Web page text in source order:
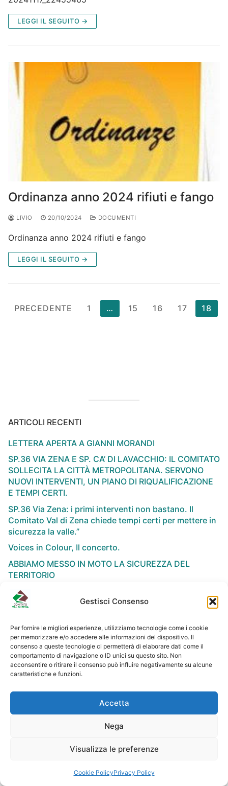
Gestisci Consenso
Per fornire le migliori esperienze, utilizziamo tecnologie come i cookie
per memorizzare e/o accedere alle informazioni del dispositivo. Il
consenso a queste tecnologie ci permetterà di elaborare dati come il
comportamento di navigazione o ID unici su questo sito. Non
acconsentire o ritirare il consenso può influire negativamente su alcune
caratteristiche e funzioni.
Accetta
Nega
Visualizza le preferenze
Cookie PolicyPrivacy Policy
LEGGI IL SEGUITO →
Ordinanza anno 2024 rifiuti e fango
LIVIO 20/10/2024 DOCUMENTI
Ordinanza anno 2024 rifiuti e fango
LEGGI IL SEGUITO →
Paginazione
PRECEDENTE 1 … 15 16 17 18
ARTICOLI RECENTI
LETTERA APERTA A GIANNI MORANDI
SP.36 VIA ZENA E SP. CA’ DI LAVACCHIO: IL COMITATO
SOLLECITA LA CITTÀ METROPOLITANA. SERVONO
NUOVI INTERVENTI, UN PIANO DI RIQUALIFICAZIONE
E TEMPI CERTI.
SP.36 Via Zena: i primi interventi non bastano. Il
Comitato Val di Zena chiede tempi certi per mettere in
sicurezza la valle.”
Voices in Colour, Il concerto.
ABBIAMO MESSO IN MOTO LA SICUREZZA DEL
TERRITORIO
NEWSLETTER